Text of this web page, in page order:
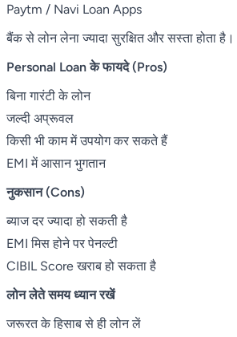
Paytm / Navi Loan Apps
बैंक से लोन लेना ज्यादा सुरक्षित और सस्ता होता है।
Personal Loan के फायदे (Pros)
बिना गारंटी के लोन
जल्दी अप्रूवल
किसी भी काम में उपयोग कर सकते हैं
EMI में आसान भुगतान
नुकसान (Cons)
ब्याज दर ज्यादा हो सकती है
EMI मिस होने पर पेनल्टी
CIBIL Score खराब हो सकता है
लोन लेते समय ध्यान रखें
जरूरत के हिसाब से ही लोन लें